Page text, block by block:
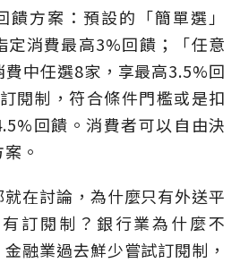
方案：預設的「簡單選」
定消費最高3%回饋；「任意
中任選8家，享最高3.5%回
閱制，符合條件門檻或是扣
回饋。消費者可以自由決
。
就在討論，為什麼只有外送平
訂閱制？銀行業為什麼不
融業過去鮮少嘗試訂閱制，